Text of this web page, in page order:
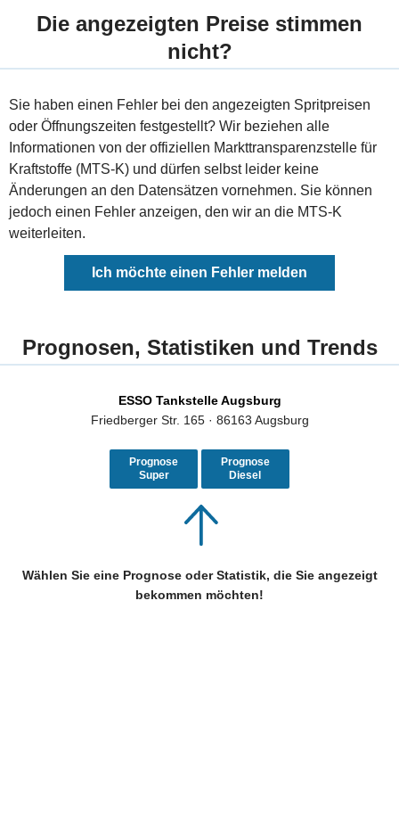
Die angezeigten Preise stimmen
nicht?
Sie haben einen Fehler bei den angezeigten Spritpreisen
oder Öffnungszeiten festgestellt? Wir beziehen alle
Informationen von der offiziellen Markttransparenzstelle für
Kraftstoffe (MTS-K) und dürfen selbst leider keine
Änderungen an den Datensätzen vornehmen. Sie können
jedoch einen Fehler anzeigen, den wir an die MTS-K
weiterleiten.
Ich möchte einen Fehler melden
Prognosen, Statistiken und Trends
ESSO Tankstelle Augsburg
Friedberger Str. 165 · 86163 Augsburg
Prognose
Super
Prognose
Diesel
Wählen Sie eine Prognose oder Statistik, die Sie angezeigt
bekommen möchten!